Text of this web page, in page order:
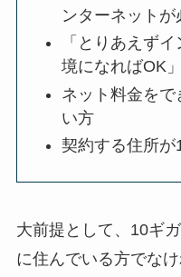
ンターネットが
「とりあえず
境になればOK
ネット料金をで
い方
契約する住所
大前提として、10ギ
に住んでいる方でな